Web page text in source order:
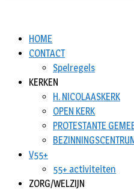
HOME
CONTACT
Spelregels
KERKEN
H. NICOLAASKERK
OPEN KERK
PROTESTANTE
V55+
55+ activiteiten
ZORG/WELZIJN